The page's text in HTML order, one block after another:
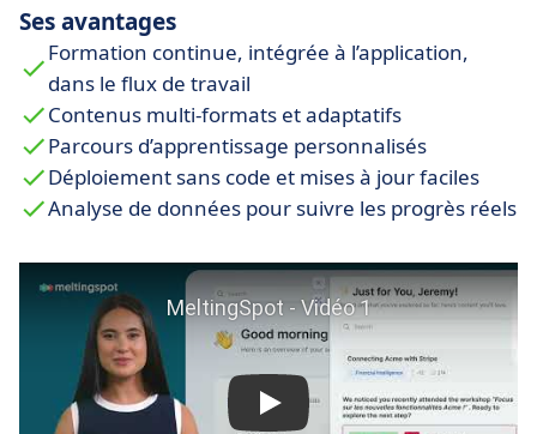
d'apprentissage in-app pour guider les
utilisateurs pas à pas, sans avoir à compter sur
des appels sans fin ou des sessions de
formation manuelles.
Ses avantages
Formation continue, intégrée à l’application,
dans le flux de travail
Contenus multi-formats et adaptatifs
Parcours d’apprentissage personnalisés
Déploiement sans code et mises à jour faciles
Analyse de données pour suivre les progrès réels